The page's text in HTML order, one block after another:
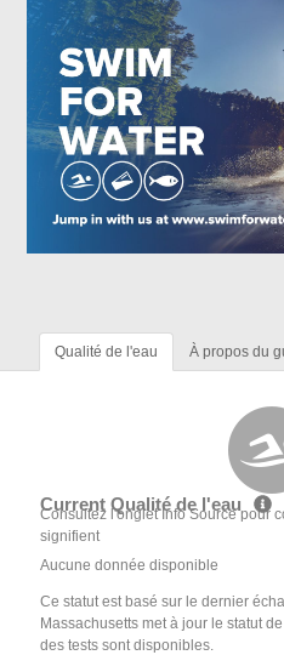
Qualité de l'eau À propos du
Current Qualité de l'eau
Consultez l'onglet Info Source pour
signifient
Aucune donnée disponible
Ce statut est basé sur le dernier
Massachusetts met à jour le statut
des tests sont disponibles.